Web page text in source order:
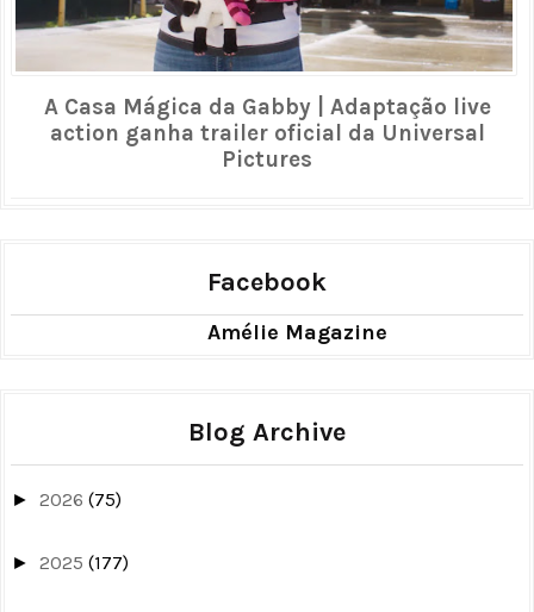
A Casa Mágica da Gabby | Adaptação live
action ganha trailer oficial da Universal
Pictures
Facebook
Amélie Magazine
Blog Archive
► 2026 (75)
► 2025 (177)